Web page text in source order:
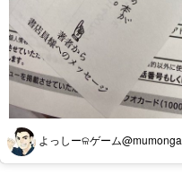
よっしーଳゲーム@mumonga